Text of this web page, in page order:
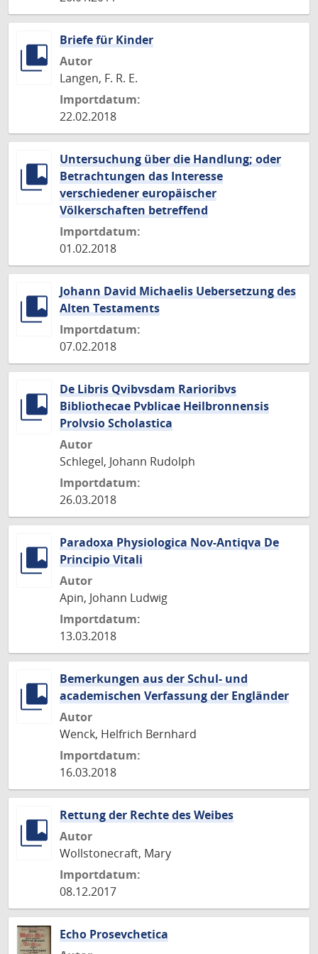
Briefe für Kinder
Autor
Langen, F. R. E.
Importdatum:
22.02.2018
Untersuchung über die Handlung; oder
Betrachtungen das Interesse
verschiedener europäischer
Völkerschaften betreffend
Importdatum:
01.02.2018
Johann David Michaelis Uebersetzung des
Alten Testaments
Importdatum:
07.02.2018
De Libris Qvibvsdam Rarioribvs
Bibliothecae Pvblicae Heilbronnensis
Prolvsio Scholastica
Autor
Schlegel, Johann Rudolph
Importdatum:
26.03.2018
Paradoxa Physiologica Nov-Antiqva De
Principio Vitali
Autor
Apin, Johann Ludwig
Importdatum:
13.03.2018
Bemerkungen aus der Schul- und
academischen Verfassung der Engländer
Autor
Wenck, Helfrich Bernhard
Importdatum:
16.03.2018
Rettung der Rechte des Weibes
Autor
Wollstonecraft, Mary
Importdatum:
08.12.2017
Echo Prosevchetica